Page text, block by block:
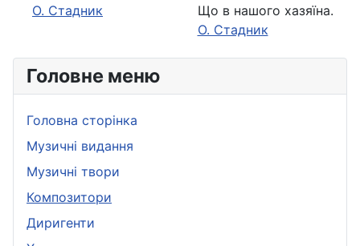
Головне меню
Головна сторінка
Музичні видання
Музичні твори
Композитори
Диригенти
О. Стадник
Що в нашого хазяїна.
О. Стадник